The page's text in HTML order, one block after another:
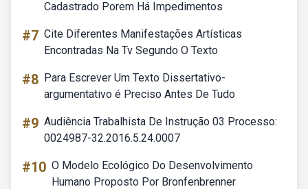
Cadastrado Porem Há Impedimentos
#7 Cite Diferentes Manifestações Artísticas
Encontradas Na Tv Segundo O Texto
#8 Para Escrever Um Texto Dissertativo-
argumentativo é Preciso Antes De Tudo
#9 Audiência Trabalhista De Instrução 03 Processo:
0024987-32.2016.5.24.0007
#10 O Modelo Ecológico Do Desenvolvimento
Humano Proposto Por Bronfenbrenner